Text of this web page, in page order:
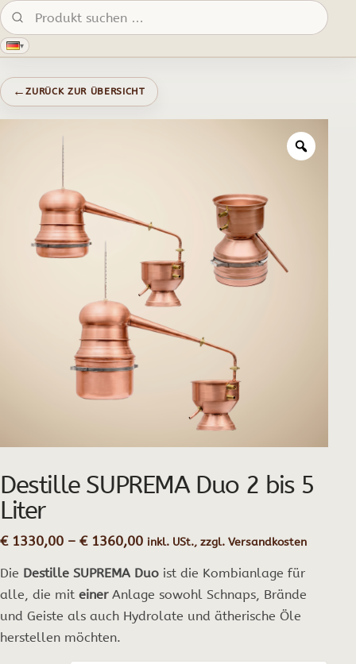
Produkte suchen:
▾
←ZURÜCK ZUR ÜBERSICHT
Destille SUPREMA Duo 2 bis 5
Liter
€1330,00 – €1360,00Preisspanne:
bis
€ 1360,00
inkl. USt., zzgl. Versandkosten
Die Destille SUPREMA Duo ist die Kombianlage für
alle, die mit einerAnlage sowohl Schnaps, Brände
und Geiste als auch Hydrolate und ätherische Öle
herstellen möchten.